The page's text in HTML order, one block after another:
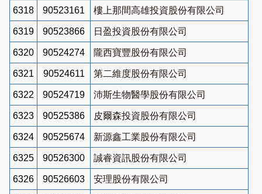
6318 90523161 樓上那間高雄投資股份有限公司
6319 90523866 日盈投資股份有限公司
6320 90524274 隴西寶豐股份有限公司
6321 90524611 第二維度股份有限公司
6322 90524719 沛斯生物醫學股份有限公司
6323 90525386 皮爾森投資股份有限公司
6324 90525674 新源鑫工業股份有限公司
6325 90526300 誠睿資訊股份有限公司
6326 90526603 安理股份有限公司